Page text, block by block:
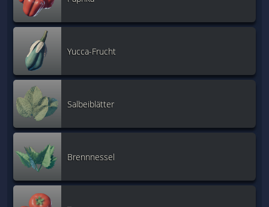
Yucca-Frucht
Salbeiblätter
Brennnessel